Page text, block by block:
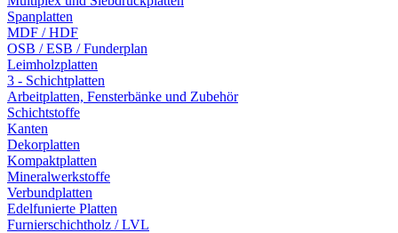
Spanplatten
MDF / HDF
OSB / ESB / Funderplan
Leimholzplatten
3 - Schichtplatten
Arbeitplatten, Fensterbänke und Zubehör
Schichtstoffe
Kanten
Dekorplatten
Kompaktplatten
Mineralwerkstoffe
Verbundplatten
Edelfunierte Platten
Furnierschichtholz / LVL